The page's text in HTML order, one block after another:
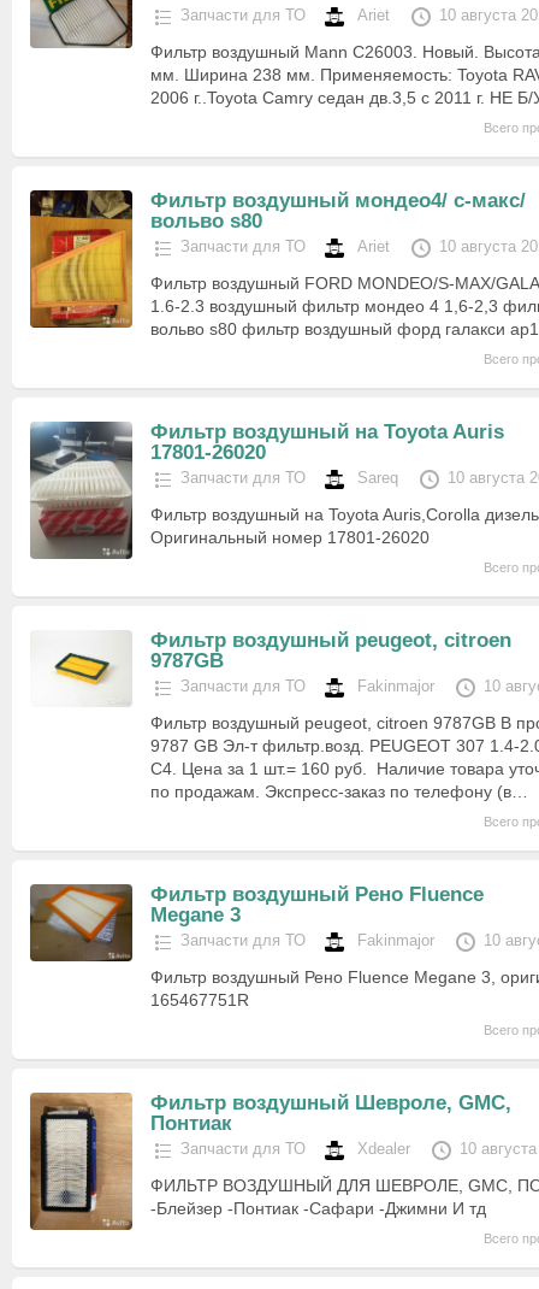
Запчасти для ТО Ariet 10 августа
Фильтр воздушный Mann C26003. Новый.
мм. Ширина 238 мм. Применяемость: Toyota
2006 г..Toyota Camry седан дв.3,5 с 2011 г. НЕ Б/
Всего
Фильтр воздушный мондео4/ с-макс/
вольво s80
Запчасти для ТО Ariet 10 августа
Фильтр воздушный FORD MONDEO/S-MAX/
1.6-2.3 воздушный фильтр мондео 4 1,6-2,3
вольво s80 фильтр воздушный форд галакси
Всего
Фильтр воздушный на Toyota Auris
17801-26020
Запчасти для ТО Sareq 10 августа
Фильтр воздушный на Toyota Auris,Corolla
Оригинальный номер 17801-26020
Всего
Фильтр воздушный peugeot, citroen
9787GB
Запчасти для ТО Fakinmajor 10
Фильтр воздушный peugeot, citroen 9787GB В
9787 GB Эл-т фильтр.возд. PEUGEOT 307 1.4-
C4. Цена за 1 шт.= 160 руб. Наличие товара
по продажам. Экспресс-заказ по телефону (в…
Всего
Фильтр воздушный Рено Fluence
Megane 3
Запчасти для ТО Fakinmajor 10
Фильтр воздушный Рено Fluence Megane 3,
165467751R
Всего
Фильтр воздушный Шевроле, GMC,
Понтиак
Запчасти для ТО Xdealer 10
ФИЛЬТР ВОЗДУШНЫЙ ДЛЯ ШЕВРОЛЕ, GMC,
-Блейзер -Понтиак -Сафари -Джимни И тд
Всего